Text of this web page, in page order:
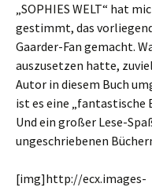
„SOPHIES WELT“ hat
gestimmt, das
Gaarder-Fan gemacht.
auszusetzen hatte,
Autor in diesem Buch
ist es eine „fantastische
Und ein großer Lese-
ungeschriebenen
[img]http://ecx.images-